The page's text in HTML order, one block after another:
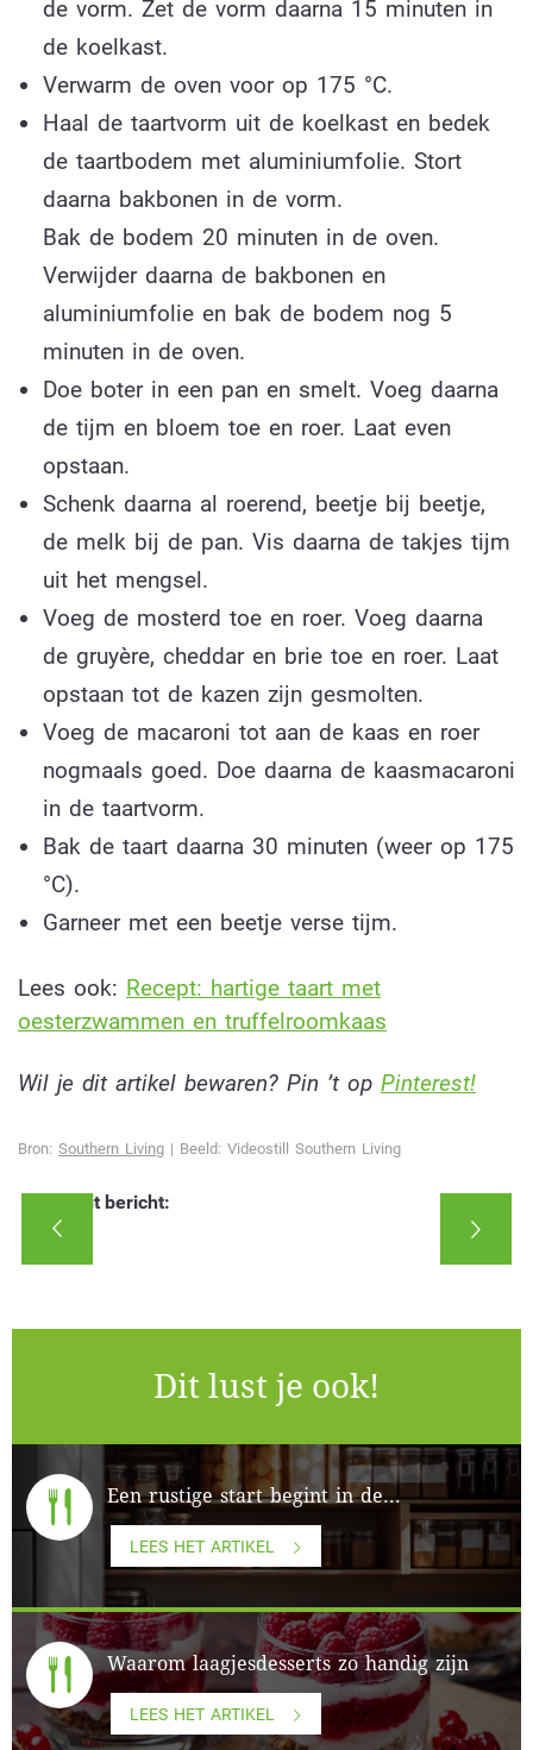
de vorm. Zet de vorm daarna 15 minuten in
de koelkast.
Verwarm de oven voor op 175 °C.
Haal de taartvorm uit de koelkast en bedek
de taartbodem met aluminiumfolie. Stort
daarna bakbonen in de vorm.
Bak de bodem 20 minuten in de oven.
Verwijder daarna de bakbonen en
aluminiumfolie en bak de bodem nog 5
minuten in de oven.
Doe boter in een pan en smelt. Voeg daarna
de tijm en bloem toe en roer. Laat even
opstaan.
Schenk daarna al roerend, beetje bij beetje,
de melk bij de pan. Vis daarna de takjes tijm
uit het mengsel.
Voeg de mosterd toe en roer. Voeg daarna
de gruyère, cheddar en brie toe en roer. Laat
opstaan tot de kazen zijn gesmolten.
Voeg de macaroni tot aan de kaas en roer
nogmaals goed. Doe daarna de kaasmacaroni
in de taartvorm.
Bak de taart daarna 30 minuten (weer op 175
°C).
Garneer met een beetje verse tijm.
Lees ook: Recept: hartige taart met
oesterzwammen en truffelroomkaas
Wil je dit artikel bewaren? Pin ’t op Pinterest!
Bron: Southern Living | Beeld: Videostill Southern Living
Deel dit bericht:
Dit lust je ook!
Een rustige start begint in de...
LEES HET ARTIKEL
Waarom laagjesdesserts zo handig zijn
LEES HET ARTIKEL